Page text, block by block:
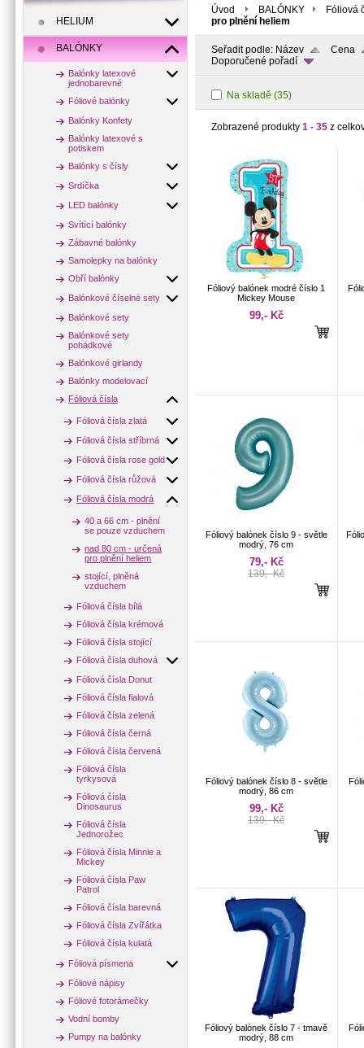
HELIUM
BALÓNKY
Balónky latexové
jednobarevné
Fóliové balónky
Balónky Konfety
Balónky latexové s
potiskem
Balónky s čísly
Srdíčka
LED balónky
Svítící balónky
Zábavné balónky
Samolepky na balónky
Obří balónky
Balónkové číselné sety
Balónkové sety
Balónkové sety
pohádkové
Balónkové girlandy
Balónky modelovací
Fóliová čísla
Fóliová čísla zlatá
Fóliová čísla stříbrná
Fóliová čísla rose gold
Fóliová čísla růžová
Fóliová čísla modrá
40 a 66 cm - plnění
se pouze vzduchem
nad 80 cm - určená
pro plnění heliem
stojící, plněná
vzduchem
Fóliová čísla bílá
Fóliová čísla krémová
Fóliová čísla stojící
Fóliová čísla duhová
Fóliová čísla Donut
Fóliová čísla fialová
Fóliová čísla zelená
Fóliová čísla černá
Fóliová čísla červená
Fóliová čísla
tyrkysová
Fóliová čísla
Dinosaurus
Fóliová čísla
Jednorožec
Fóliová čísla Minnie a
Mickey
Fóliová čísla Paw
Patrol
Fóliová čísla barevná
Fóliová čísla Zvířátka
Fóliová čísla kulatá
Fóliová písmena
Fóliové nápisy
Fóliové fotorámečky
Vodní bomby
Pumpy na balónky
Úvod BALÓNKY
Fóliová
pro plnění heliem
Seřadit podle: Název
Cena
Doporučené pořadí
Na skladě (35)
Zobrazené produkty 1 - 35 z
Fóliový balónek modré číslo 1
Mickey Mouse
99,- Kč
Fóliový balónek číslo 9 - světle
modrý, 76 cm
79,- Kč
139,- Kč
Fóliový balónek číslo 8 - světle
modrý, 86 cm
99,- Kč
139,- Kč
Fóliový balónek číslo 7 - tmavě
modrý, 88 cm